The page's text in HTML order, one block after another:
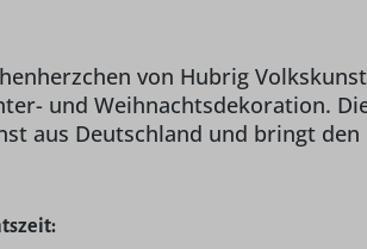
von Hubrig
und Weihnachtsdekoration.
aus Deutschland und bringt den